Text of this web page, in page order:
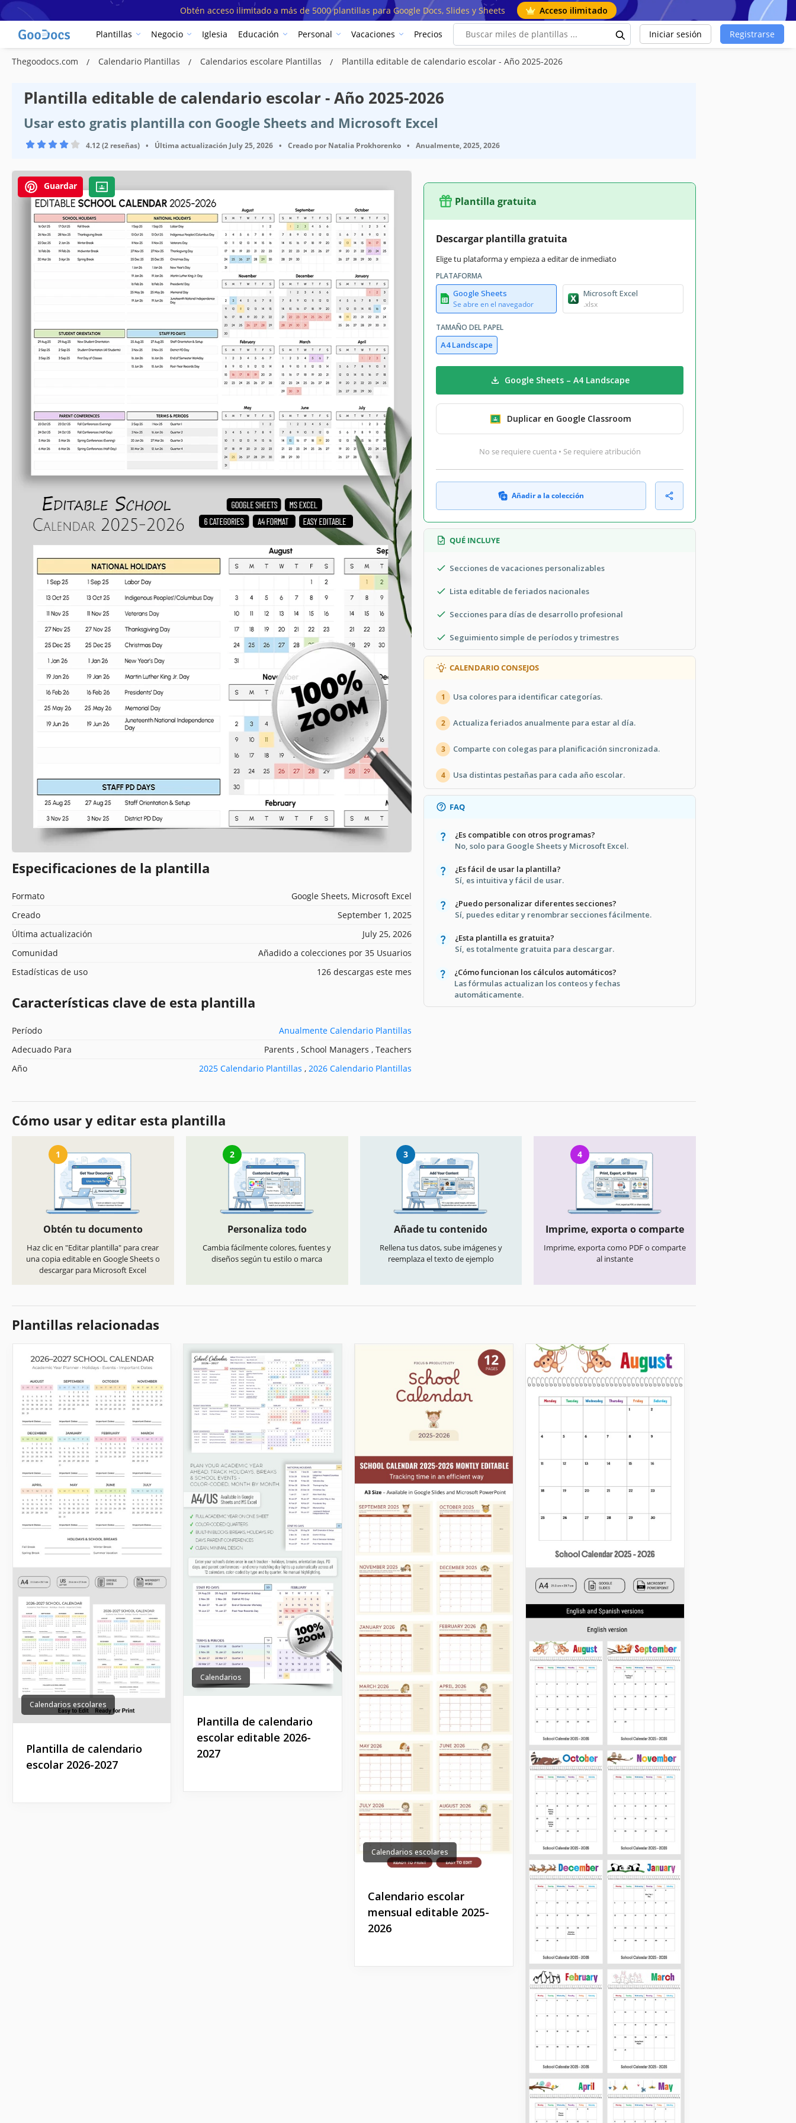
Obtén acceso ilimitado a más de 5000 plantillas para Google Docs, Slides y Sheets Acceso ilimitado
Plantillas Negocio Iglesia Educación Personal Vacaciones Precios Iniciar sesión Registrarse
Thegoodocs.com Calendario Plantillas Calendarios escolare Plantillas Plantilla editable de calendario escolar - Año 2025-2026
Plantilla editable de calendario escolar - Año 2025-2026
Usar esto gratis plantilla con Google Sheets and Microsoft Excel
4.12 (2 reseñas) • Última actualización July 25, 2026 • Creado por Natalia Prokhorenko • Anualmente, 2025, 2026
Guardar
Especificaciones de la plantilla
Formato
Google Sheets, Microsoft Excel
Creado
September 1, 2025
Última actualización
July 25, 2026
Comunidad
Añadido a colecciones por 35 Usuarios
Estadísticas de uso
126 descargas este mes
Características clave de esta plantilla
Período
Anualmente Calendario Plantillas
Adecuado Para
Parents , School Managers , Teachers
Año
2025 Calendario Plantillas , 2026 Calendario Plantillas
Plantilla gratuita
Descargar plantilla gratuita
Elige tu plataforma y empieza a editar de inmediato
PLATAFORMA
Google Sheets
Se abre en el navegador
Microsoft Excel
.xlsx
TAMAÑO DEL PAPEL
A4 Landscape
Google Sheets – A4 Landscape
Duplicar en Google Classroom
No se requiere cuenta • Se requiere atribución
Añadir a la colección
QUÉ INCLUYE
Secciones de vacaciones personalizables
Lista editable de feriados nacionales
Secciones para días de desarrollo profesional
Seguimiento simple de períodos y trimestres
CALENDARIO CONSEJOS
1 Usa colores para identificar categorías.
2 Actualiza feriados anualmente para estar al día.
3 Comparte con colegas para planificación sincronizada.
4 Usa distintas pestañas para cada año escolar.
FAQ
¿Es compatible con otros programas?
No, solo para Google Sheets y Microsoft Excel.
¿Es fácil de usar la plantilla?
Sí, es intuitiva y fácil de usar.
¿Puedo personalizar diferentes secciones?
Sí, puedes editar y renombrar secciones fácilmente.
¿Esta plantilla es gratuita?
Sí, es totalmente gratuita para descargar.
¿Cómo funcionan los cálculos automáticos?
Las fórmulas actualizan los conteos y fechas
automáticamente.
Cómo usar y editar esta plantilla
1
Obtén tu documento
Haz clic en "Editar plantilla" para crear
una copia editable en Google Sheets o
descargar para Microsoft Excel
2
Personaliza todo
Cambia fácilmente colores, fuentes y
diseños según tu estilo o marca
3
Añade tu contenido
Rellena tus datos, sube imágenes y
reemplaza el texto de ejemplo
4
Imprime, exporta o comparte
Imprime, exporta como PDF o comparte
al instante
Plantillas relacionadas
Calendarios escolares
Plantilla de calendario
escolar 2026-2027
Calendarios
Plantilla de calendario
escolar editable 2026-
2027
Calendarios escolares
Calendario escolar
mensual editable 2025-
2026